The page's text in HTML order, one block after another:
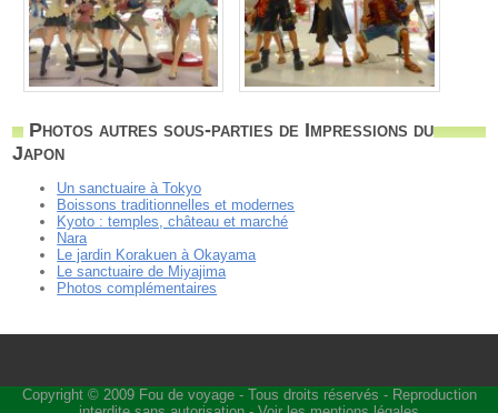
Photos autres sous-parties de Impressions du
Japon
Un sanctuaire à Tokyo
Boissons traditionnelles et modernes
Kyoto : temples, château et marché
Nara
Le jardin Korakuen à Okayama
Le sanctuaire de Miyajima
Photos complémentaires
Copyright © 2009 Fou de voyage- Tous droits réservés - Reproduction